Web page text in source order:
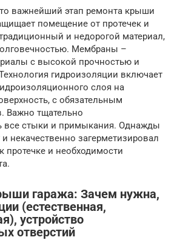
важнейший этап ремонта крыши
помещение от протечек и
и недорогой материал,
Мембраны –
с высокой прочностью и
гидроизоляции включает
слоя на
с обязательным
Важно тщательно
все стыки и примыкания. Однажды
некачественно загерметизировал
протечке и необходимости
гаража: Зачем нужна,
(естественная,
устройство
отверстий